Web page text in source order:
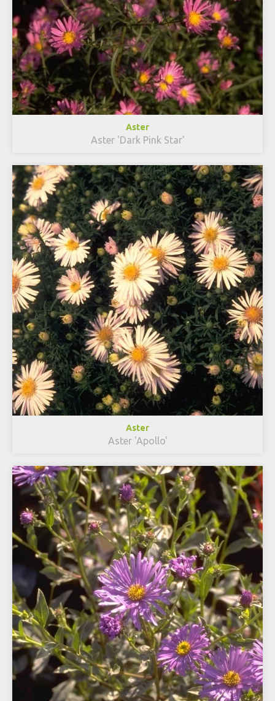
Aster
Aster 'Dark Pink Star'
Aster
Aster 'Apollo'